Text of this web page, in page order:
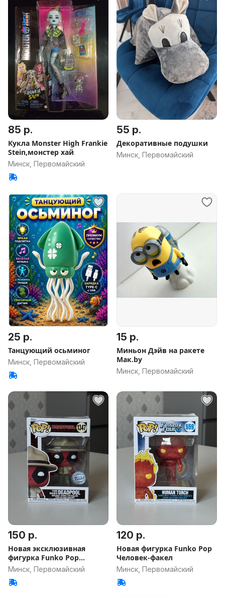
85 р.
Кукла Monster High Frankie
Stein,монстер хай
Минск, Первомайский
55 р.
Декоративные подушки
Минск, Первомайский
25 р.
Танцующий осьминог
Минск, Первомайский
15 р.
Миньон Дэйв на ракете
Мак.by
Минск, Первомайский
150 р.
Новая эксклюзивная
фигурка Funko Pop
Deadpool
Минск, Первомайский
120 р.
Новая фигурка Funko Pop
Человек-факел
Минск, Первомайский